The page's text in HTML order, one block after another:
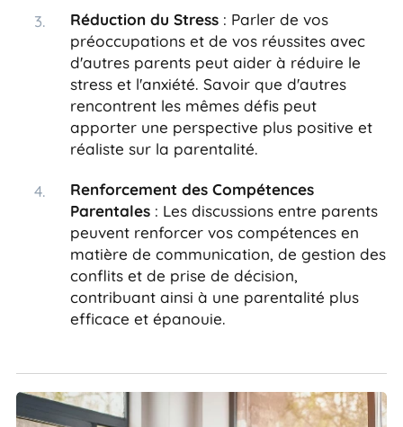
Réduction du Stress : Parler de vos
préoccupations et de vos réussites avec
d'autres parents peut aider à réduire le
stress et l'anxiété. Savoir que d'autres
rencontrent les mêmes défis peut
apporter une perspective plus positive et
réaliste sur la parentalité.
Renforcement des Compétences
Parentales : Les discussions entre parents
peuvent renforcer vos compétences en
matière de communication, de gestion des
conflits et de prise de décision,
contribuant ainsi à une parentalité plus
efficace et épanouie.